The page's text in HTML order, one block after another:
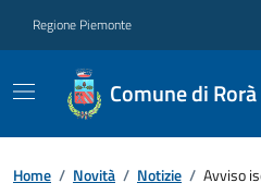
Regione Piemonte
Comune di Rorà
Home / Novità / Notizie / Avviso